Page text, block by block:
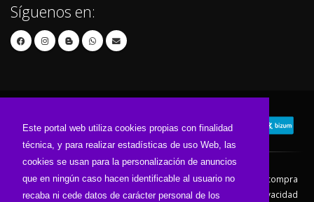
Este portal web utiliza cookies propias con finalidad
técnica, y para realizar estadísticas de uso Web, las
cookies se usan para la personalización de anuncios
que en ningún caso hacen identificable al usuario no
recaba ni cede datos de carácter personal de los
Síguenos en:
Contacto Aviso Legal
Condiciones de compra
Política de envíos
Política de devolución
Política de Privacidad